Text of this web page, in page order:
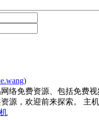
络免费资源、包括免费视
源，欢迎前来探索。 主机